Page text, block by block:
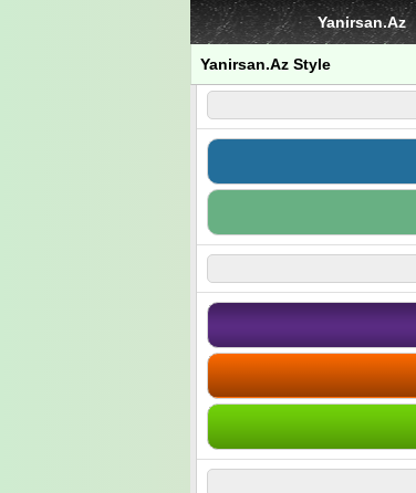
Yanirsan.Az
Yanirsan.Az Style